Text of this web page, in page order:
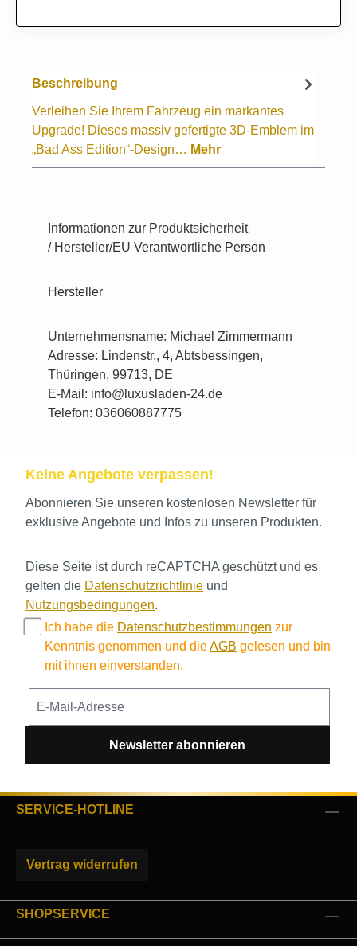
Beschreibung
Verleihen Sie Ihrem Fahrzeug ein markantes
Upgrade! Dieses massiv gefertigte 3D-Emblem im
„Bad Ass Edition“-Design… Mehr
Informationen zur Produktsicherheit
/ Hersteller/EU Verantwortliche Person
Hersteller
Unternehmensname: Michael Zimmermann
Adresse: Lindenstr., 4, Abtsbessingen,
Thüringen, 99713, DE
E-Mail: info@luxusladen-24.de
Telefon: 036060887775
Keine Angebote verpassen!
Abonnieren Sie unseren kostenlosen Newsletter für
exklusive Angebote und Infos zu unseren Produkten.
Diese Seite ist durch reCAPTCHA geschützt und es
gelten die Datenschutzrichtlinie und
Nutzungsbedingungen.
Ich habe die Datenschutzbestimmungen zur
Kenntnis genommen und dieAGB gelesen und bin
mit ihnen einverstanden.
Newsletter abonnieren
SERVICE-HOTLINE
Vertrag widerrufen
SHOPSERVICE